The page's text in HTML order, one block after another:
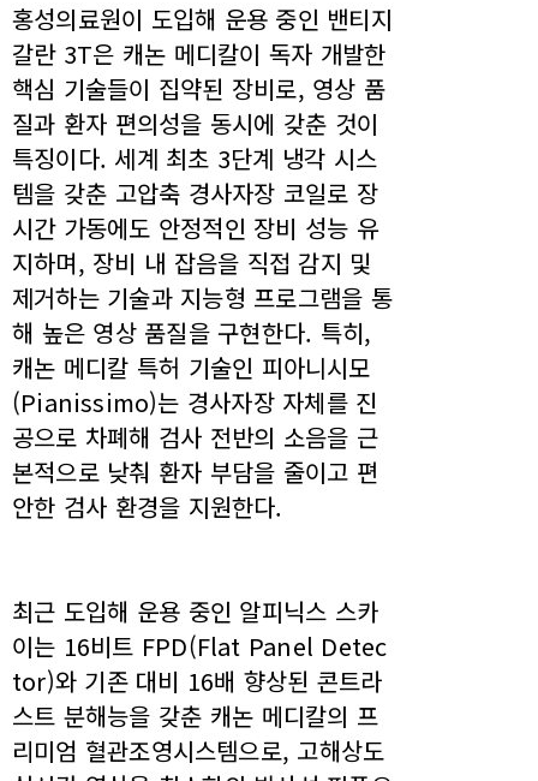
홍성의료원이 도입해 운용 중인 밴티지
갈란 3T은 캐논 메디칼이 독자 개발한
핵심 기술들이 집약된 장비로, 영상 품
질과 환자 편의성을 동시에 갖춘 것이
특징이다. 세계 최초 3단계 냉각 시스
템을 갖춘 고압축 경사자장 코일로 장
시간 가동에도 안정적인 장비 성능 유
지하며, 장비 내 잡음을 직접 감지 및
제거하는 기술과 지능형 프로그램을 통
해 높은 영상 품질을 구현한다. 특히,
캐논 메디칼 특허 기술인 피아니시모
(Pianissimo)는 경사자장 자체를 진
공으로 차폐해 검사 전반의 소음을 근
본적으로 낮춰 환자 부담을 줄이고 편
안한 검사 환경을 지원한다.
최근 도입해 운용 중인 알피닉스 스카
이는 16비트 FPD(Flat Panel Detec
tor)와 기존 대비 16배 향상된 콘트라
스트 분해능을 갖춘 캐논 메디칼의 프
리미엄 혈관조영시스템으로, 고해상도